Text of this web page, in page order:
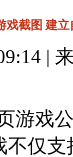
戏截图 建
|
游戏
不仅